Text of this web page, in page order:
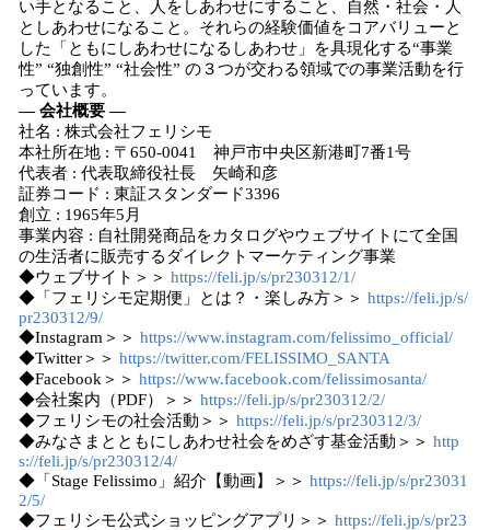
い手となること、人をしあわせにすること、自然・社会・人
としあわせになること。それらの経験価値をコアバリューと
した「ともにしあわせになるしあわせ」を具現化する“事業
性” “独創性” “社会性” の３つが交わる領域での事業活動を行
っています。
― 会社概要 ―
社名 : 株式会社フェリシモ
本社所在地 : 〒650-0041 神戸市中央区新港町7番1号
代表者 : 代表取締役社長 矢崎和彦
証券コード : 東証スタンダード3396
創立 : 1965年5月
事業内容 : 自社開発商品をカタログやウェブサイトにて全国
の生活者に販売するダイレクトマーケティング事業
◆ウェブサイト＞＞ https://feli.jp/s/pr230312/1/
◆「フェリシモ定期便」とは？・楽しみ方＞＞ https://feli.jp/s/
pr230312/9/
◆Instagram＞＞ https://www.instagram.com/felissimo_official/
◆Twitter＞＞ https://twitter.com/FELISSIMO_SANTA
◆Facebook＞＞ https://www.facebook.com/felissimosanta/
◆会社案内（PDF）＞＞ https://feli.jp/s/pr230312/2/
◆フェリシモの社会活動＞＞ https://feli.jp/s/pr230312/3/
◆みなさまとともにしあわせ社会をめざす基金活動＞＞ http
s://feli.jp/s/pr230312/4/
◆「Stage Felissimo」紹介【動画】＞＞ https://feli.jp/s/pr23031
2/5/
◆フェリシモ公式ショッピングアプリ＞＞ https://feli.jp/s/pr23